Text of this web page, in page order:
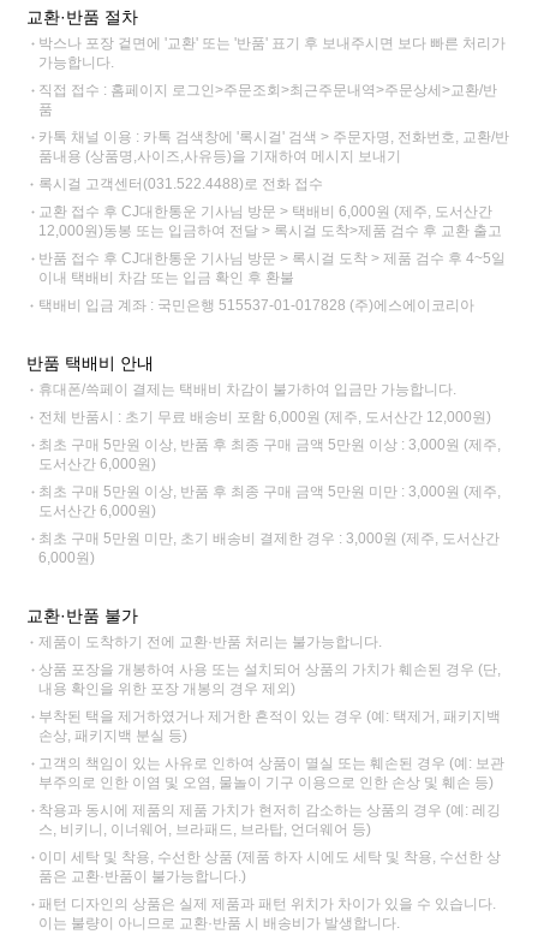
교환·반품 절차
박스나 포장 겉면에 '교환' 또는 '반품' 표기 후 보내주시면 보다 빠른 처리가
가능합니다.
직접 접수 : 홈페이지 로그인>주문조회>최근주문내역>주문상세>교환/반
품
카톡 채널 이용 : 카톡 검색창에 '록시걸' 검색 > 주문자명, 전화번호, 교환/반
품내용 (상품명,사이즈,사유등)을 기재하여 메시지 보내기
록시걸 고객센터(031.522.4488)로 전화 접수
교환 접수 후 CJ대한통운 기사님 방문 > 택배비 6,000원 (제주, 도서산간
12,000원)동봉 또는 입금하여 전달 > 록시걸 도착>제품 검수 후 교환 출고
반품 접수 후 CJ대한통운 기사님 방문 > 록시걸 도착 > 제품 검수 후 4~5일
이내 택배비 차감 또는 입금 확인 후 환불
택배비 입금 계좌 : 국민은행 515537-01-017828 (주)에스에이코리아
반품 택배비 안내
휴대폰/쓱페이 결제는 택배비 차감이 불가하여 입금만 가능합니다.
전체 반품시 : 초기 무료 배송비 포함 6,000원 (제주, 도서산간 12,000원)
최초 구매 5만원 이상, 반품 후 최종 구매 금액 5만원 이상 : 3,000원 (제주,
도서산간 6,000원)
최초 구매 5만원 이상, 반품 후 최종 구매 금액 5만원 미만 : 3,000원 (제주,
도서산간 6,000원)
최초 구매 5만원 미만, 초기 배송비 결제한 경우 : 3,000원 (제주, 도서산간
6,000원)
교환·반품 불가
제품이 도착하기 전에 교환·반품 처리는 불가능합니다.
상품 포장을 개봉하여 사용 또는 설치되어 상품의 가치가 훼손된 경우 (단,
내용 확인을 위한 포장 개봉의 경우 제외)
부착된 택을 제거하였거나 제거한 흔적이 있는 경우 (예: 택제거, 패키지백
손상, 패키지백 분실 등)
고객의 책임이 있는 사유로 인하여 상품이 멸실 또는 훼손된 경우 (예: 보관
부주의로 인한 이염 및 오염, 물놀이 기구 이용으로 인한 손상 및 훼손 등)
착용과 동시에 제품의 제품 가치가 현저히 감소하는 상품의 경우 (예: 레깅
스, 비키니, 이너웨어, 브라패드, 브라탑, 언더웨어 등)
이미 세탁 및 착용, 수선한 상품 (제품 하자 시에도 세탁 및 착용, 수선한 상
품은 교환·반품이 불가능합니다.)
패턴 디자인의 상품은 실제 제품과 패턴 위치가 차이가 있을 수 있습니다.
이는 불량이 아니므로 교환·반품 시 배송비가 발생합니다.